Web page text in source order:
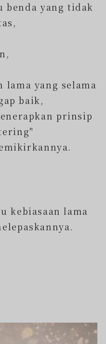
benda yang tidak
lama yang selama
baik,
prinsip
kebiasaan lama